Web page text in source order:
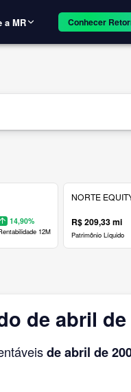
a MR Conhecer
14,90%
12M
NORTE
R$ 209,33 mi
Patrimônio Líquido
de abril de
de abril de